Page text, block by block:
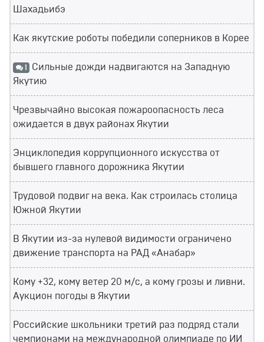
Шахадьибэ
Как якутские роботы победили соперников в Корее
1 Сильные дожди надвигаются на Западную
Якутию
Чрезвычайно высокая пожароопасность леса
ожидается в двух районах Якутии
Энциклопедия коррупционного искусства от
бывшего главного дорожника Якутии
Трудовой подвиг на века. Как строилась столица
Южной Якутии
В Якутии из-за нулевой видимости ограничено
движение транспорта на РАД «Анабар»
Кому +32, кому ветер 20 м/с, а кому грозы и ливни.
Аукцион погоды в Якутии
Российские школьники третий раз подряд стали
чемпионами на международной олимпиаде по ИИ